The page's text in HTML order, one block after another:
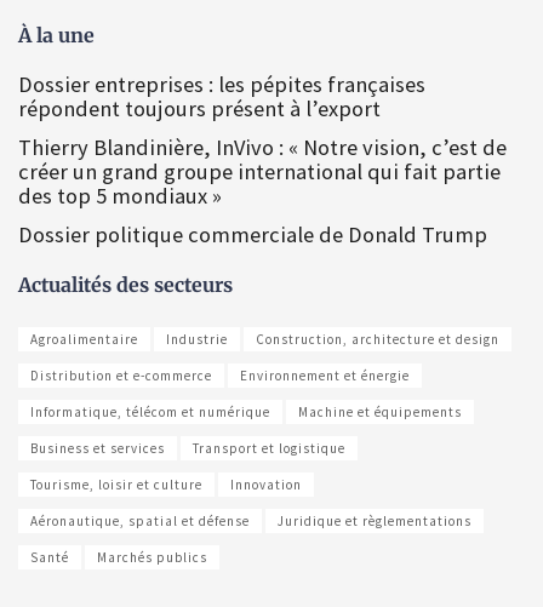
À la une
Dossier entreprises : les pépites françaises
répondent toujours présent à l’export
Thierry Blandinière, InVivo : « Notre vision, c’est de
créer un grand groupe international qui fait partie
des top 5 mondiaux »
Dossier politique commerciale de Donald Trump
Actualités des secteurs
Agroalimentaire Industrie Construction, architecture et design
Distribution et e-commerce Environnement et énergie
Informatique, télécom et numérique Machine et équipements
Business et services Transport et logistique
Tourisme, loisir et culture Innovation
Aéronautique, spatial et défense Juridique et règlementations
Santé Marchés publics